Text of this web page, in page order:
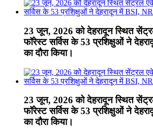
23 जून, 2026 को देहरादून स्थित
फॉरेस्ट सर्विस के 53 प्रशिक्षुओं ने
का दौरा किया।
23 जून, 2026 को देहरादून स्थित
फॉरेस्ट सर्विस के 53 प्रशिक्षुओं ने
का दौरा किया।